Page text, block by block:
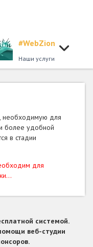
#WebZion
Наши услуги
для
более удобной
в стадии
для
системой.
веб-студии